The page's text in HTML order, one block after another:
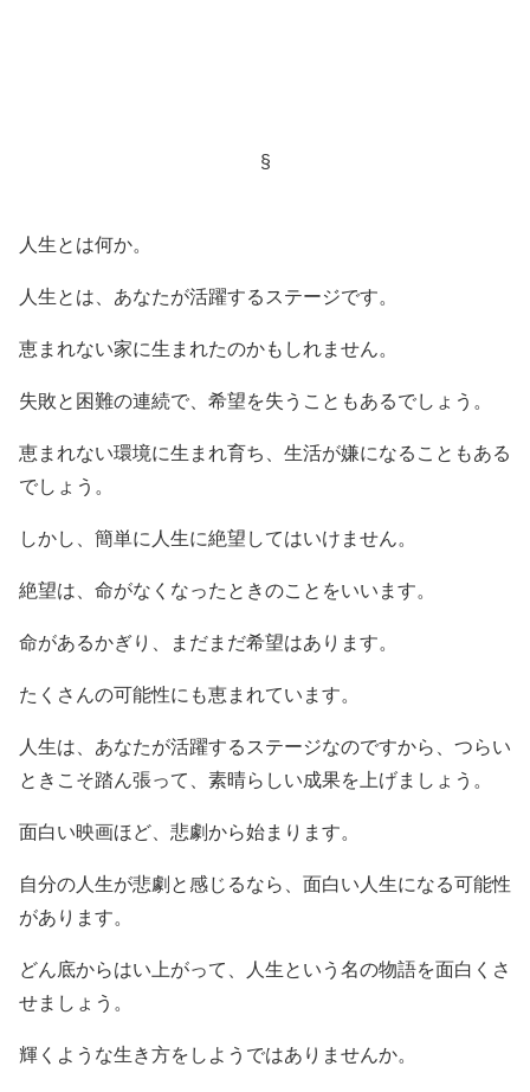
§
人生とは何か。
人生とは、あなたが活躍するステージです。
恵まれない家に生まれたのかもしれません。
失敗と困難の連続で、希望を失うこともあるでしょう。
恵まれない環境に生まれ育ち、生活が嫌になることもある
でしょう。
しかし、簡単に人生に絶望してはいけません。
絶望は、命がなくなったときのことをいいます。
命があるかぎり、まだまだ希望はあります。
たくさんの可能性にも恵まれています。
人生は、あなたが活躍するステージなのですから、つらい
ときこそ踏ん張って、素晴らしい成果を上げましょう。
面白い映画ほど、悲劇から始まります。
自分の人生が悲劇と感じるなら、面白い人生になる可能性
があります。
どん底からはい上がって、人生という名の物語を面白くさ
せましょう。
輝くような生き方をしようではありませんか。